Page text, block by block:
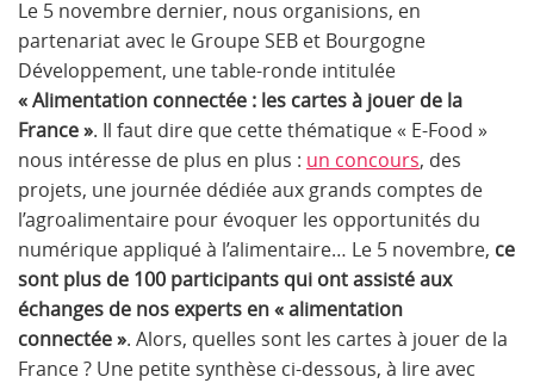
Le 5 novembre dernier, nous organisions, en
partenariat avec le Groupe SEB et Bourgogne
Développement, une table-ronde intitulée
« Alimentation connectée : les cartes à jouer de la
France ». Il faut dire que cette thématique « E-Food »
nous intéresse de plus en plus : un concours, des
projets, une journée dédiée aux grands comptes de
l’agroalimentaire pour évoquer les opportunités du
numérique appliqué à l’alimentaire… Le 5 novembre, ce
sont plus de 100 participants qui ont assisté aux
échanges de nos experts en « alimentation
connectée ». Alors, quelles sont les cartes à jouer de la
France ? Une petite synthèse ci-dessous, à lire avec